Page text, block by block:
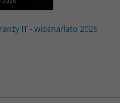
IT - wiosna/lato 2026